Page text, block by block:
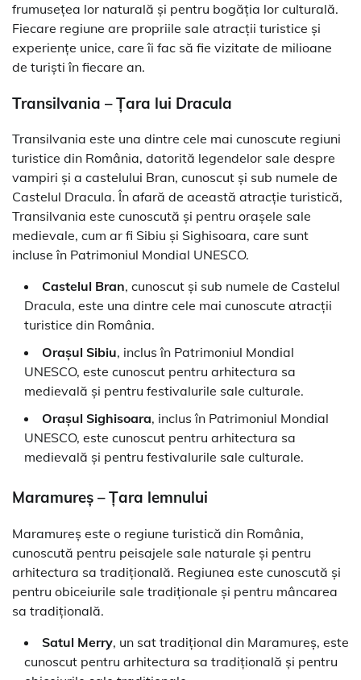
frumusețea lor naturală și pentru bogăția lor culturală.
Fiecare regiune are propriile sale atracții turistice și
experiențe unice, care îi fac să fie vizitate de milioane
de turiști în fiecare an.
Transilvania – Țara lui Dracula
Transilvania este una dintre cele mai cunoscute regiuni
turistice din România, datorită legendelor sale despre
vampiri și a castelului Bran, cunoscut și sub numele de
Castelul Dracula. În afară de această atracție turistică,
Transilvania este cunoscută și pentru orașele sale
medievale, cum ar fi Sibiu și Sighisoara, care sunt
incluse în Patrimoniul Mondial UNESCO.
Castelul Bran, cunoscut și sub numele de Castelul
Dracula, este una dintre cele mai cunoscute atracții
turistice din România.
Orașul Sibiu, inclus în Patrimoniul Mondial
UNESCO, este cunoscut pentru arhitectura sa
medievală și pentru festivalurile sale culturale.
Orașul Sighisoara, inclus în Patrimoniul Mondial
UNESCO, este cunoscut pentru arhitectura sa
medievală și pentru festivalurile sale culturale.
Maramureș – Țara lemnului
Maramureș este o regiune turistică din România,
cunoscută pentru peisajele sale naturale și pentru
arhitectura sa tradițională. Regiunea este cunoscută și
pentru obiceiurile sale tradiționale și pentru mâncarea
sa tradițională.
Satul Merry, un sat tradițional din Maramureș, este
cunoscut pentru arhitectura sa tradițională și pentru